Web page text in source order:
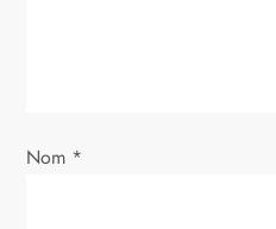
’
Nom *